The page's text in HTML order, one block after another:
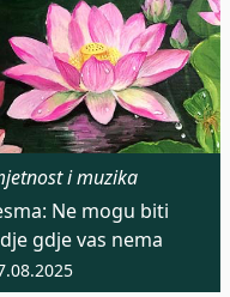
i muzika
Ne mogu biti
gdje vas nema